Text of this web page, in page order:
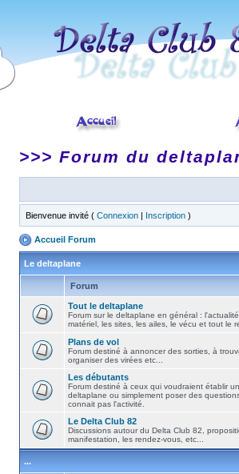
>>> Forum du
Bienvenue invité ( Connexion | Inscription )
Accueil Forum
Le deltaplane
Forum
Tout le deltaplane
Forum sur le deltaplane en général :
matériel, les sites, les ailes, le vécu et tout le
Plans de vol
Forum destiné à annoncer des sorties, à
organiser des virées etc...
Les débutants
Forum destiné à ceux qui voudraient établir
deltaplane ou simplement poser des
connait pas l'activité.
Le Delta Club 82
Discussions autour du Delta Club 82,
manifestation, les rendez-vous, etc...
...